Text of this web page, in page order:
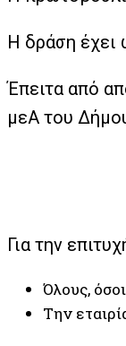
Η δράση έχει
Έπειτα από
μεΑ του
Για την
Όλους,
Την